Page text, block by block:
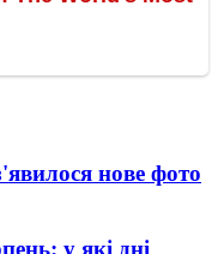
нове фото
у які дні